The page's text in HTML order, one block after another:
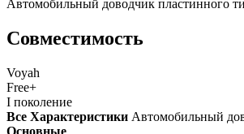
Автомобильный доводчик пластинного
Совместимость
Voyah
Free+
I поколение
Все Характеристики Автомобильный
Основные